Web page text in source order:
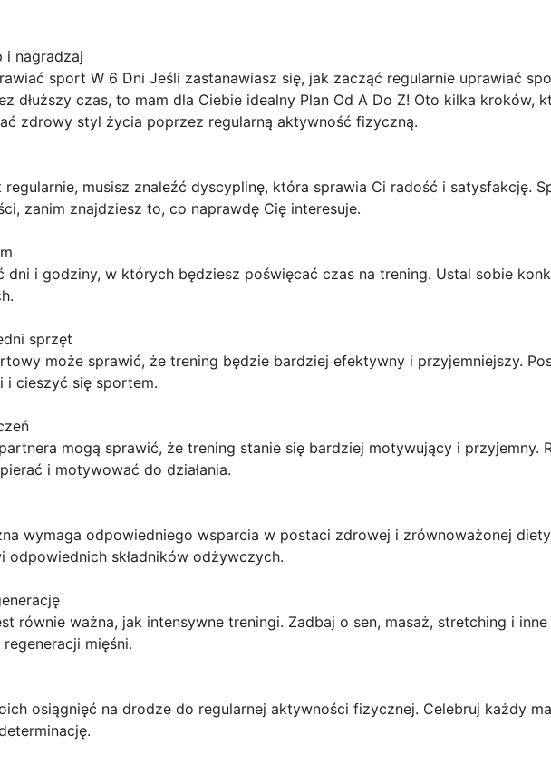
i nagradzaj
sport W 6 Dni Jeśli zastanawiasz się, jak zacząć regularnie uprawiać
dłuższy czas, to mam dla Ciebie idealny Plan Od A Do Z! Oto kilka kroków,
zdrowy styl życia poprzez regularną aktywność fizyczną.
musisz znaleźć dyscyplinę, która sprawia Ci radość i satysfakcję.
zanim znajdziesz to, co naprawdę Cię interesuje.
dni i godziny, w których będziesz poświęcać czas na trening. Ustal sobie
sprzęt
może sprawić, że trening będzie bardziej efektywny i przyjemniejszy.
i cieszyć się sportem.
mogą sprawić, że trening stanie się bardziej motywujący i przyjemny.
i motywować do działania.
wymaga odpowiedniego wsparcia w postaci zdrowej i zrównoważonej
odpowiednich składników odżywczych.
równie ważna, jak intensywne treningi. Zadbaj o sen, masaż, stretching i
mięśni.
osiągnięć na drodze do regularnej aktywności fizycznej. Celebruj każdy